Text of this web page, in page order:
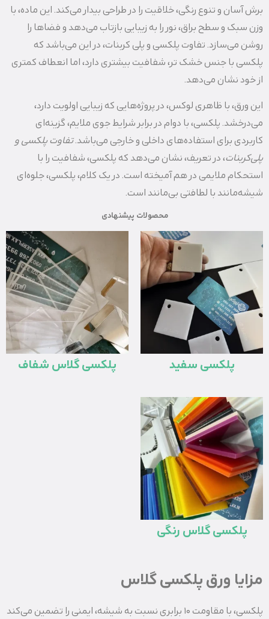
برش آسان و تنوع رنگی، خلاقیت را در طراحی بیدار می‌کند. این ماده، با
وزن سبک و سطح براق، نور را به زیبایی بازتاب می‌دهد و فضاها را
روشن می‌سازد. تفاوت پلکسی و پلی کربنات، در این می‌باشد که
پلکسی با جنس خشک‌ تر، شفافیت بیشتری دارد، اما انعطاف کمتری
از خود نشان می‌دهد.
این ورق، با ظاهری لوکس، در پروژه‌هایی که زیبایی اولویت دارد،
می‌درخشد. پلکسی، با دوام در برابر شرایط جوی ملایم، گزینه‌ای
کاربردی برای استفاده‌های داخلی و خارجی می‌باشد.تفاوت پلکسی و
پلی‌کربنات، در تعریف، نشان می‌دهد که پلکسی، شفافیت را با
استحکام ملایمی در هم آمیخته است. در یک کلام، پلکسی، جلوه‌ای
شیشه‌مانند با لطافتی بی‌مانند است.
محصولات پیشنهادی
پلکسی سفید پلکسی گلاس شفاف
پلکسی گلاس رنگی
مزایا ورق پلکسی گلاس
پلکسی، با مقاومت 10 برابری نسبت به شیشه، ایمنی را تضمین می‌کند